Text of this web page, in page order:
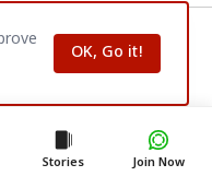
PolicyDisclaimer
OK, Go it!
Stories Join Now